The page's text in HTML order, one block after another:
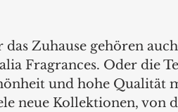
Zuhause gehören
Fragrances. Oder die
und hohe Qualität
neue Kollektionen, von